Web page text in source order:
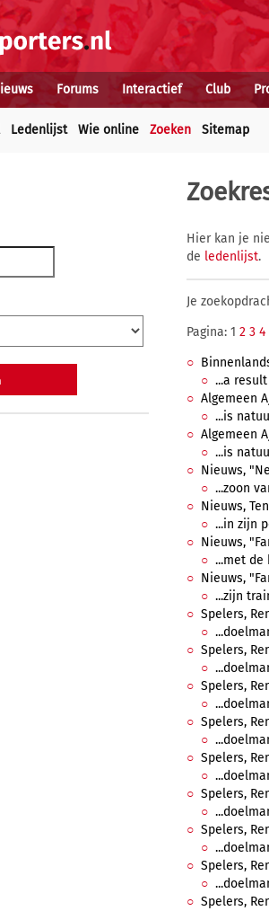
Forums Interactief Club
Ledenlijst Wie online Zoeken Sitemap
Hier kan je
de ledenlijst.
Je
Pagina: 1 2 3 4
...a
Algemeen
...is
Algemeen
...is
Nieuws,
...zoon
Nieuws,
...in zijn
Nieuws,
...met de
Nieuws,
...zijn
Spelers,
Spelers,
Spelers,
Spelers,
Spelers,
Spelers,
Spelers,
Spelers,
Spelers,